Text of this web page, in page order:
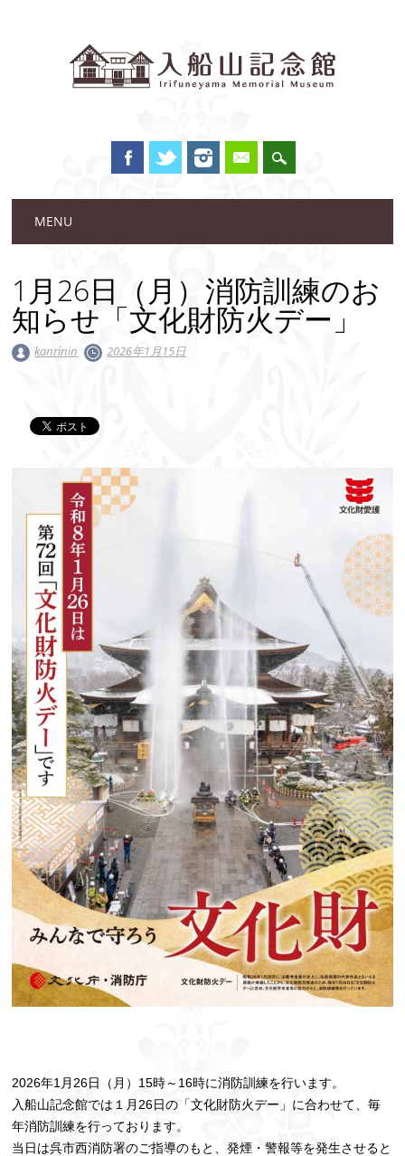
Main menu
MENU
1月26日（月）消防訓練のお
知らせ「文化財防火デー」
kanrinin 2026年1月15日
2026年1月26日（月）15時～16時に消防訓練を行います。
入船山記念館では１月26日の「文化財防火デー」に合わせて、毎
年消防訓練を行っております。
当日は呉市西消防署のご指導のもと、発煙・警報等を発生させると